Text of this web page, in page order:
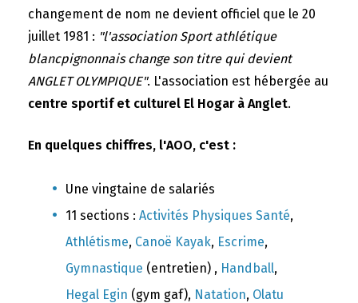
changement de nom ne devient officiel que le 20
juillet 1981 : "l'association Sport athlétique
blancpignonnais change son titre qui devient
ANGLET OLYMPIQUE". L'association est hébergée au
centre sportif et culturel El Hogar à Anglet.
En quelques chiffres, l'AOO, c'est :
Une vingtaine de salariés
11 sections : Activités Physiques Santé,
Athlétisme, Canoë Kayak, Escrime,
Gymnastique (entretien) , Handball,
Hegal Egin (gym gaf), Natation, Olatu